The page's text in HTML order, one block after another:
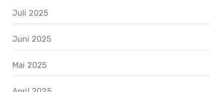
Juli 2025
Juni 2025
Mai 2025